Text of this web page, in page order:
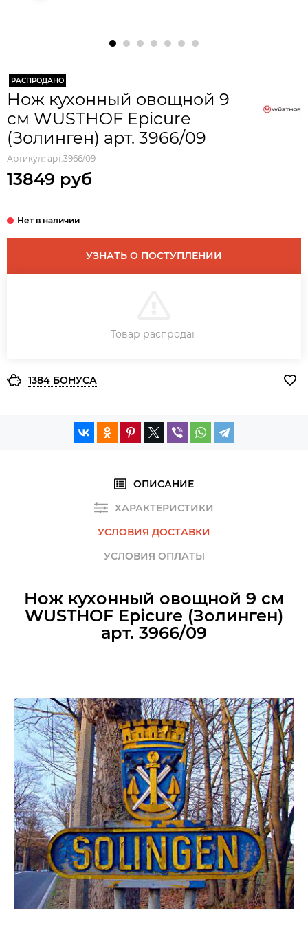
РАСПРОДАНО
Нож кухонный овощной 9
см WUSTHOF Epicure
(Золинген) арт. 3966/09
Артикул: арт.3966/09
13849 руб
УЗНАТЬ О ПОСТУПЛЕНИИ
ЗАКАЗ В ОДИН КЛИК
Товар распродан
1384 БОНУСА
ОПИСАНИЕ
ХАРАКТЕРИСТИКИ
УСЛОВИЯ ДОСТАВКИ
УСЛОВИЯ ОПЛАТЫ
Нож кухонный овощной 9 см
WUSTHOF Epicure (Золинген)
арт. 3966/09